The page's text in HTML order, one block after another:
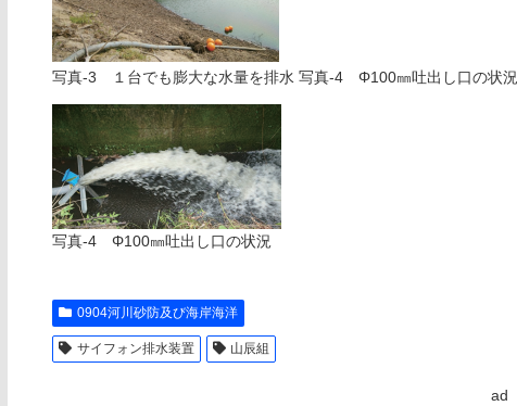
写真-3 １台でも膨大な水量を排水 写真-4 Φ100㎜吐出し口の状況
写真-4 Φ100㎜吐出し口の状況
0904河川砂防及び海岸海洋
サイフォン排水装置 山辰組
ad